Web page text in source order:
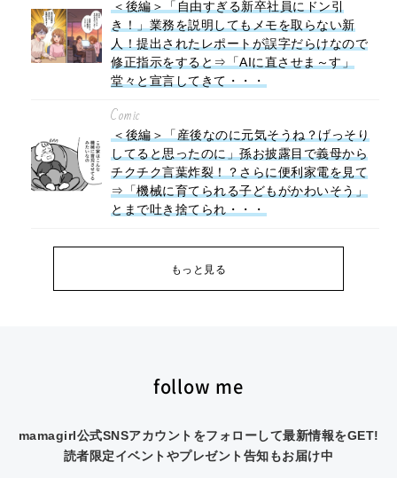
＜後編＞「自由すぎる新卒社員にドン引
き！」業務を説明してもメモを取らない新
人！提出されたレポートが誤字だらけなので
修正指示をすると⇒「AIに直させま～す」
堂々と宣言してきて・・・
Comic
＜後編＞「産後なのに元気そうね？げっそり
してると思ったのに」孫お披露目で義母から
チクチク言葉炸裂！？さらに便利家電を見て
⇒「機械に育てられる子どもがかわいそう」
とまで吐き捨てられ・・・
もっと見る
follow me
mamagirl公式SNSアカウントをフォローして最新情報をGET!
読者限定イベントやプレゼント告知もお届け中